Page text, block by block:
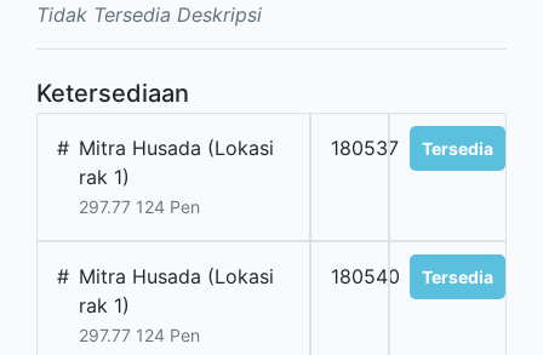
Tidak Tersedia Deskripsi
Ketersediaan
# Mitra Husada (Lokasi
rak 1)
297.77 124 Pen
180537 Tersedia
# Mitra Husada (Lokasi
rak 1)
297.77 124 Pen
180540 Tersedia